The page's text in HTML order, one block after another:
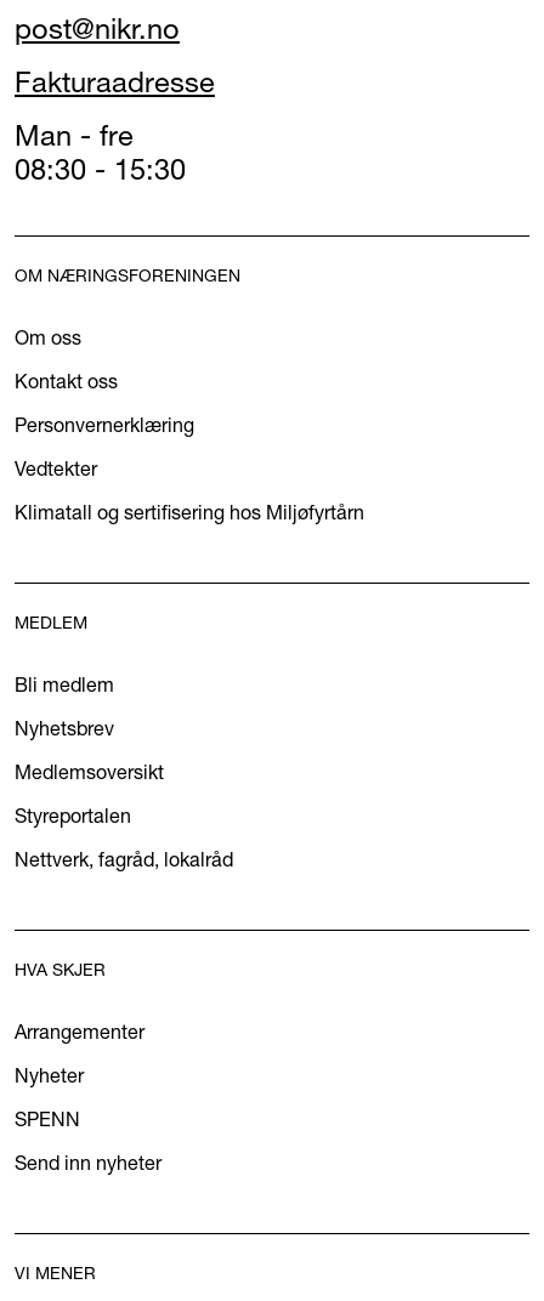
post@nikr.no
Fakturaadresse
Man - fre
08:30 - 15:30
OM NÆRINGSFORENINGEN
Om oss
Kontakt oss
Personvernerklæring
Vedtekter
Klimatall og sertifisering hos Miljøfyrtårn
MEDLEM
Bli medlem
Nyhetsbrev
Medlemsoversikt
Styreportalen
Nettverk, fagråd, lokalråd
HVA SKJER
Arrangementer
Nyheter
SPENN
Send inn nyheter
VI MENER